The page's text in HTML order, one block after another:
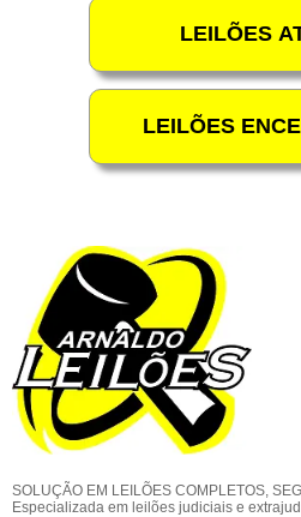
SOLUÇÃO EM LEILÕES COMPLETOS,
Especializada em leilões judiciais e